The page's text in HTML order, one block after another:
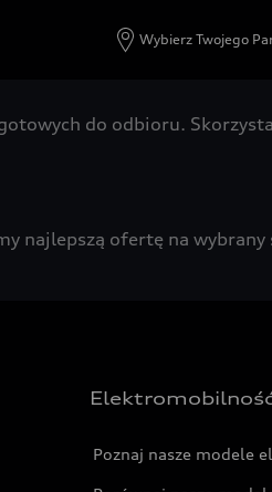
Wybierz Twojego
do odbioru.
najlepszą ofertę na wybrany
Poznaj nasze modele